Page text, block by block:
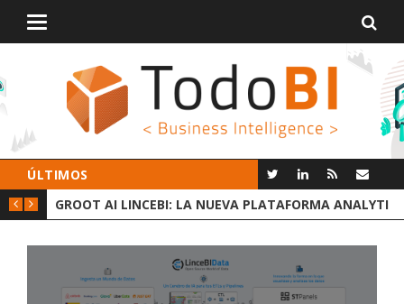
Alternar
ÚLTIMOS
GROOT AI LINCEBI: LA NUEVA PLATAFORMA